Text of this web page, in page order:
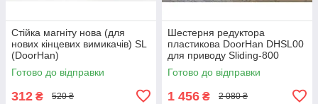
Стійка магніту нова (для
нових кінцевих вимикачів) SL
(DoorHan)
Готово до відправки
312 ₴ 520 ₴
Шестерня редуктора
пластикова DoorHan DHSL00
для приводу Sliding-800
Готово до відправки
1 456 ₴ 2 080 ₴